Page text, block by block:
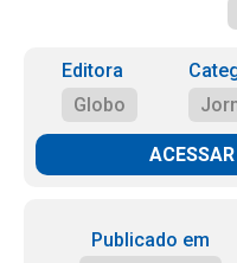
Editora
Globo
Publicado em